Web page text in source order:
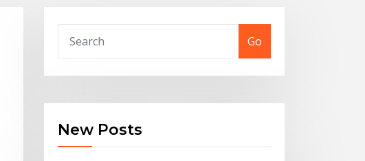
Go
New Posts